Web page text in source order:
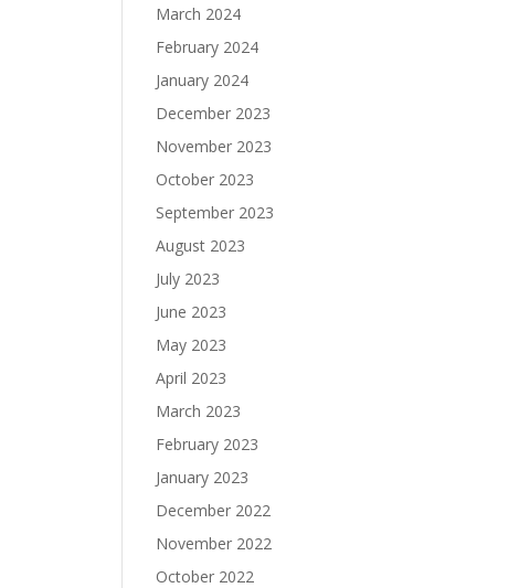
March 2024
February 2024
January 2024
December 2023
November 2023
October 2023
September 2023
August 2023
July 2023
June 2023
May 2023
April 2023
March 2023
February 2023
January 2023
December 2022
November 2022
October 2022